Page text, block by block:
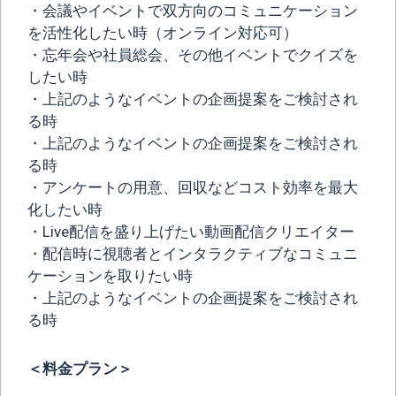
・会議やイベントで双方向のコミュニケーション
を活性化したい時（オンライン対応可）
・忘年会や社員総会、その他イベントでクイズを
したい時
・上記のようなイベントの企画提案をご検討され
る時
・上記のようなイベントの企画提案をご検討され
る時
・アンケートの用意、回収などコスト効率を最大
化したい時
・Live配信を盛り上げたい動画配信クリエイター
・配信時に視聴者とインタラクティブなコミュニ
ケーションを取りたい時
・上記のようなイベントの企画提案をご検討され
る時
＜料金プラン＞